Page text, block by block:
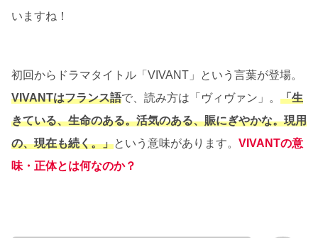
いますね！
初回からドラマタイトル「VIVANT」という言葉が登場。
VIVANTはフランス語で、読み方は「ヴィヴァン」。 「生
きている、生命のある。活気のある、賑にぎやかな。現用
の、現在も続く。」という意味があります。 VIVANTの意
味・正体とは何なのか？